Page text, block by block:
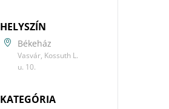
HELYSZÍN
Békeház
Vasvár, Kossuth L.
u. 10.
KATEGÓRIA